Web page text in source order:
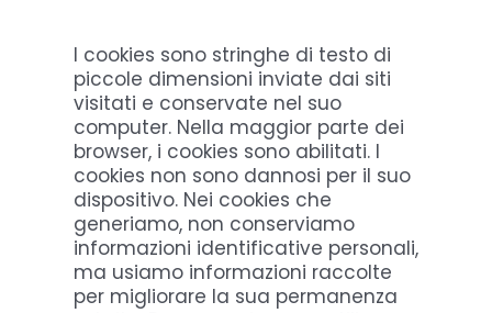
I cookies sono stringhe di testo di
piccole dimensioni inviate dai siti
visitati e conservate nel suo
computer. Nella maggior parte dei
browser, i cookies sono abilitati. I
cookies non sono dannosi per il suo
dispositivo. Nei cookies che
generiamo, non conserviamo
informazioni identificative personali,
ma usiamo informazioni raccolte
per migliorare la sua permanenza